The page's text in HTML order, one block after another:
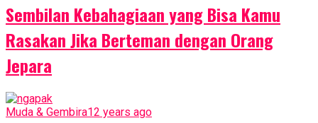
Sembilan Kebahagiaan yang Bisa Kamu
Rasakan Jika Berteman dengan Orang
Jepara
Muda & Gembira12 years ago